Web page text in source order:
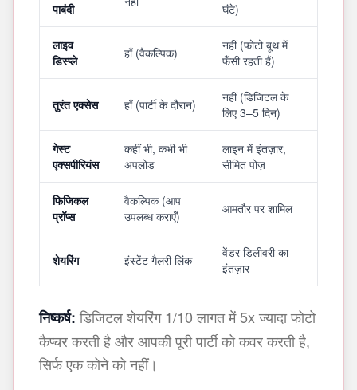
पाबंदी
घंटे)
लाइव
डिस्प्ले
हाँ (वैकल्पिक)
नहीं (फोटो बूथ में
फँसी रहती हैं)
तुरंत एक्सेस हाँ (पार्टी के दौरान)
नहीं (डिजिटल के
लिए 3–5 दिन)
गेस्ट
एक्सपीरियंस
कहीं भी, कभी भी
अपलोड
लाइन में इंतज़ार,
सीमित पोज़
फिजिकल
प्रॉप्स
वैकल्पिक (आप
उपलब्ध कराएँ)
आमतौर पर शामिल
शेयरिंग इंस्टेंट गैलरी लिंक
वेंडर डिलीवरी का
इंतज़ार
निष्कर्ष:डिजिटल शेयरिंग 1/10 लागत में 5x ज्यादा फोटो
कैप्चर करती है और आपकी पूरी पार्टी को कवर करती है,
सिर्फ एक कोने को नहीं।